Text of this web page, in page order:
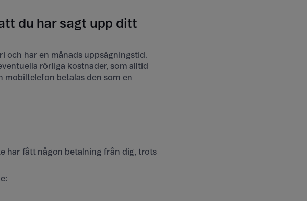
du har sagt upp ditt
och har en månads uppsägningstid.
rörliga kostnader, som alltid
mobiltelefon betalas den som en
har fått någon betalning från dig, trots